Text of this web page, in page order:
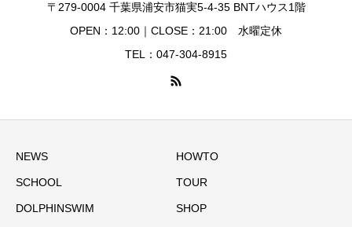
〒279-0004 千葉県浦安市猫実5-4-35 BNTハウス1階
OPEN：12:00｜CLOSE：21:00 水曜定休
TEL：047-304-8915
NEWS HOWTO
SCHOOL TOUR
DOLPHINSWIM SHOP